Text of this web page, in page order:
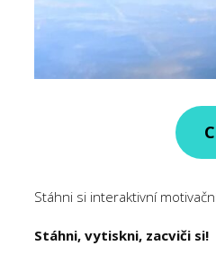
Stáhni si interaktivní
Stáhni, vytiskni, zacviči si!